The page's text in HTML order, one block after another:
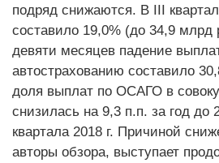
подряд снижаются. В III
составило 19,0% (до 34,9 млрд
девяти месяцев падение
автострахованию составило
доля выплат по ОСАГО в
снизилась на 9,3 п.п. за год до
квартала 2018 г. Причиной
авторы обзора, выступает